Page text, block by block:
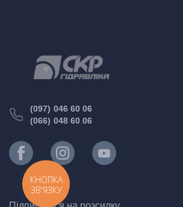
(097) 046 60 06
(066) 048 60 06
КНОПКА
ЗВ'ЯЗКУ